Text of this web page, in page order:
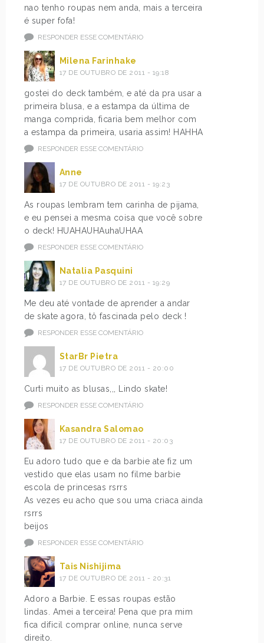
nao tenho roupas nem anda, mais a terceira
é super fofa!
RESPONDER ESSE COMENTÁRIO
Milena Farinhake
17 DE OUTUBRO DE 2011 - 19:18
gostei do deck também, e até da pra usar a
primeira blusa, e a estampa da última de
manga comprida, ficaria bem melhor com
a estampa da primeira, usaria assim! HAHHA
RESPONDER ESSE COMENTÁRIO
Anne
17 DE OUTUBRO DE 2011 - 19:23
As roupas lembram tem carinha de pijama,
e eu pensei a mesma coisa que você sobre
o deck! HUAHAUHAuhaUHAA
RESPONDER ESSE COMENTÁRIO
Natalia Pasquini
17 DE OUTUBRO DE 2011 - 19:29
Me deu até vontade de aprender a andar
de skate agora, tô fascinada pelo deck !
RESPONDER ESSE COMENTÁRIO
StarBr Pietra
17 DE OUTUBRO DE 2011 - 20:00
Curti muito as blusas,,, Lindo skate!
RESPONDER ESSE COMENTÁRIO
Kasandra Salomao
17 DE OUTUBRO DE 2011 - 20:03
Eu adoro tudo que e da barbie ate fiz um
vestido que elas usam no filme barbie
escola de princesas rsrrs
As vezes eu acho que sou uma criaca ainda
rsrrs
beijos
RESPONDER ESSE COMENTÁRIO
Tais Nishijima
17 DE OUTUBRO DE 2011 - 20:31
Adoro a Barbie. E essas roupas estão
lindas. Amei a terceira! Pena que pra mim
fica dificil comprar online, nunca serve
direito.